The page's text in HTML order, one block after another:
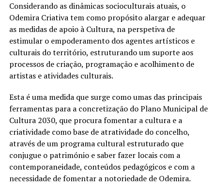
Considerando as dinâmicas socioculturais atuais, o
Odemira Criativa tem como propósito alargar e adequar
as medidas de apoio à Cultura, na perspetiva de
estimular o empoderamento dos agentes artísticos e
culturais do território, estruturando um suporte aos
processos de criação, programação e acolhimento de
artistas e atividades culturais.
Esta é uma medida que surge como umas das principais
ferramentas para a concretização do Plano Municipal de
Cultura 2030, que procura fomentar a cultura e a
criatividade como base de atratividade do concelho,
através de um programa cultural estruturado que
conjugue o património e saber fazer locais com a
contemporaneidade, conteúdos pedagógicos e com a
necessidade de fomentar a notoriedade de Odemira.